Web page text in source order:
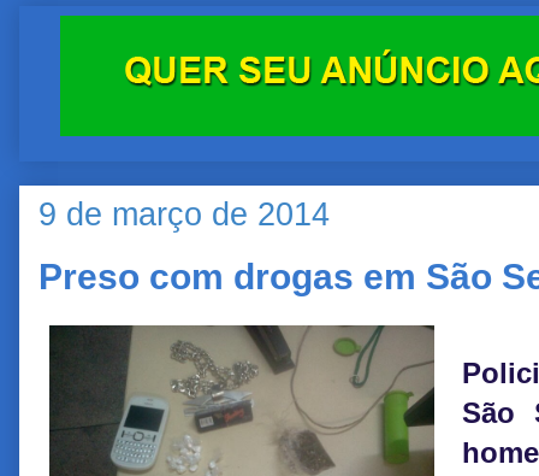
9 de março de 2014
Preso com drogas em São
São